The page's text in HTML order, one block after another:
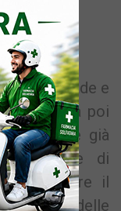
delle strade e
diventa poi
Difatti è già
Comune di
a risarcire il
stato delle